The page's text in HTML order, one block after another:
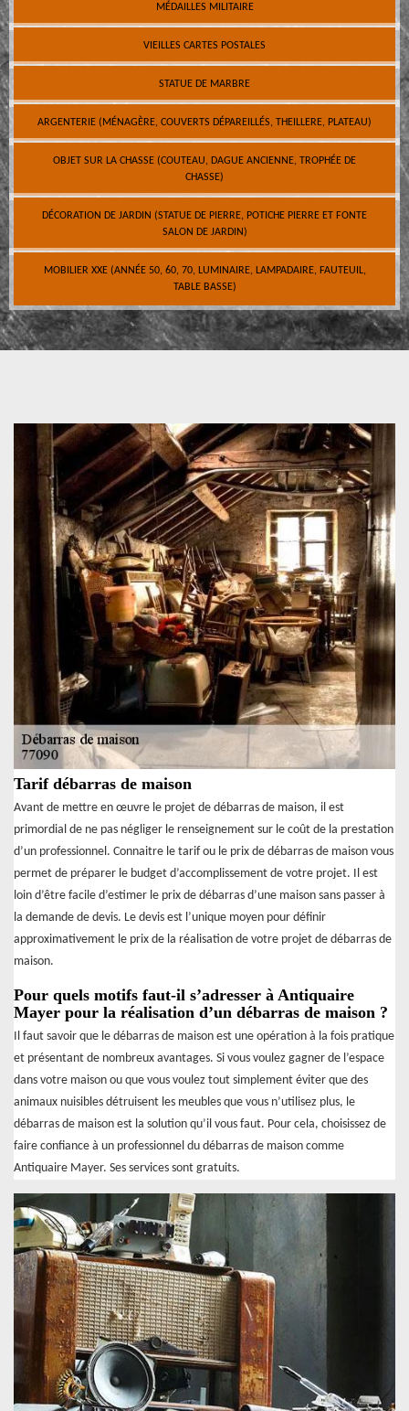
MÉDAILLES MILITAIRE
VIEILLES CARTES POSTALES
STATUE DE MARBRE
ARGENTERIE (MÉNAGÈRE, COUVERTS DÉPAREILLÉS, THEILLERE, PLATEAU)
OBJET SUR LA CHASSE (COUTEAU, DAGUE ANCIENNE, TROPHÉE DE
CHASSE)
DÉCORATION DE JARDIN (STATUE DE PIERRE, POTICHE PIERRE ET FONTE
SALON DE JARDIN)
MOBILIER XXE (ANNÉE 50, 60, 70, LUMINAIRE, LAMPADAIRE, FAUTEUIL,
TABLE BASSE)
Tarif débarras de maison
Avant de mettre en œuvre le projet de débarras de maison, il est
primordial de ne pas négliger le renseignement sur le coût de la prestation
d’un professionnel. Connaitre le tarif ou le prix de débarras de maison vous
permet de préparer le budget d’accomplissement de votre projet. Il est
loin d’être facile d’estimer le prix de débarras d’une maison sans passer à
la demande de devis. Le devis est l’unique moyen pour définir
approximativement le prix de la réalisation de votre projet de débarras de
maison.
Pour quels motifs faut-il s’adresser à Antiquaire
Mayer pour la réalisation d’un débarras de maison ?
Il faut savoir que le débarras de maison est une opération à la fois pratique
et présentant de nombreux avantages. Si vous voulez gagner de l’espace
dans votre maison ou que vous voulez tout simplement éviter que des
animaux nuisibles détruisent les meubles que vous n’utilisez plus, le
débarras de maison est la solution qu’il vous faut. Pour cela, choisissez de
faire confiance à un professionnel du débarras de maison comme
Antiquaire Mayer. Ses services sont gratuits.